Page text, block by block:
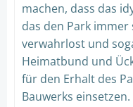
machen, dass das
das den Park
verwahrlost und
Heimatbund und
für den Erhalt des
Bauwerks einsetzen.